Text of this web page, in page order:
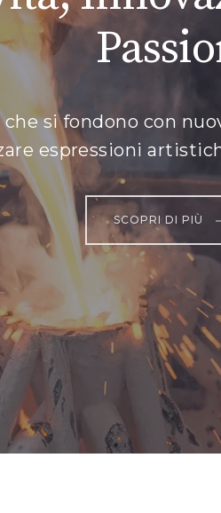
la nostra
VAI AL CATALOGO